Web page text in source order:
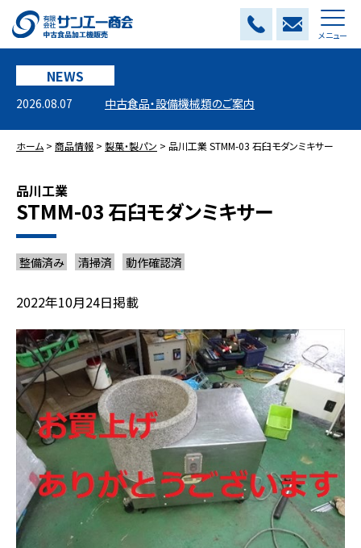
メニュー
NEWS
2026.08.07 中古食品・設備機械類のご案内
ホーム > 商品情報 > 製菓・製パン > 品川工業 STMM-03 石臼モダンミキサー
品川工業
STMM-03 石臼モダンミキサー
整備済み 清掃済 動作確認済
2022年10月24日掲載